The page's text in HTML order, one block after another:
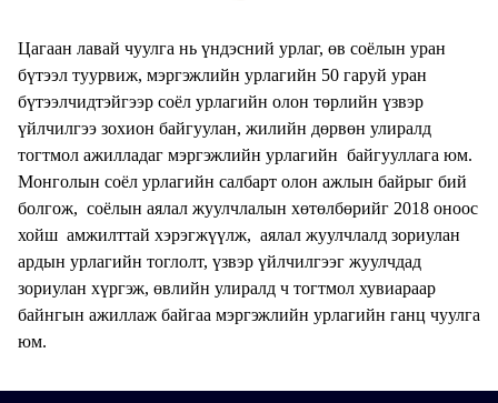
Цагаан лавай чуулга нь үндэсний урлаг, өв соёлын уран
бүтээл туурвиж, мэргэжлийн урлагийн 50 гаруй уран
бүтээлчидтэйгээр соёл урлагийн олон төрлийн үзвэр
үйлчилгээ зохион байгуулан, жилийн дөрвөн улиралд
тогтмол ажилладаг мэргэжлийн урлагийн байгууллага юм.
Монголын соёл урлагийн салбарт олон ажлын байрыг бий
болгож, соёлын аялал жуулчлалын хөтөлбөрийг 2018 оноос
хойш амжилттай хэрэгжүүлж, аялал жуулчлалд зориулан
ардын урлагийн тоглолт, үзвэр үйлчилгээг жуулчдад
зориулан хүргэж, өвлийн улиралд ч тогтмол хувиараар
байнгын ажиллаж байгаа мэргэжлийн урлагийн ганц чуулга
юм.